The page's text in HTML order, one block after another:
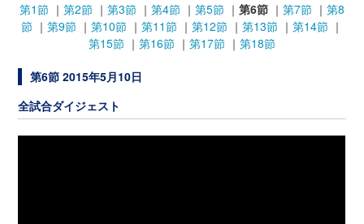
第1節 ｜ 第2節 ｜ 第3節 ｜ 第4節 ｜ 第5節 ｜ 第6節 ｜ 第7節 ｜ 第8
節 ｜ 第9節 ｜ 第10節 ｜ 第11節 ｜ 第12節 ｜ 第13節 ｜ 第14節 ｜
第15節 ｜ 第16節 ｜ 第17節 ｜ 第18節
第6節 2015年5月10日
全試合ダイジェスト